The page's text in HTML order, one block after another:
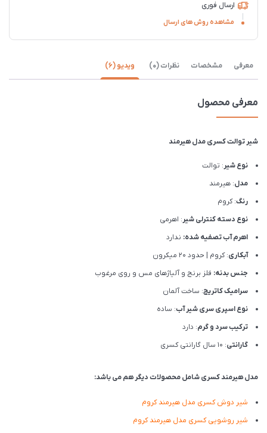
ارسال فوری
مشاهده روش های ارسال
معرفی مشخصات نظرات (0) ویدیو (6)
معرفی محصول
شیر توالت کسری مدل هیرمند
نوع شیر: توالت
مدل: هیرمند
رنگ: کروم
نوع دسته کنترلی شیر: اهرمی
اهرم آب تصفیه شده: ندارد
آبکاری: کروم | حدود 20 میکرون
جنس بدنه: فلز برنج و آلیاژهای مس و روی مرغوب
سرامیک کاتریج: ساخت آلمان
نوع اسپری سری شیر آب: ساده
ترکیب سرد و گرم: دارد
گارانتی: 10 سال گارانتی کسری
مدل هیرمند کسری شامل محصولات دیگر هم می باشد:
شیر دوش کسری مدل هیرمند کروم
شیر روشویی کسری مدل هیرمند کروم